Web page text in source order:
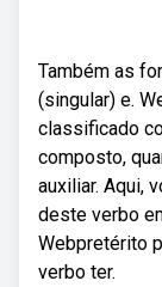
Também as
(singular) e.
classificado
composto,
auxiliar. Aqui,
deste verbo
Webpretérito
verbo ter.